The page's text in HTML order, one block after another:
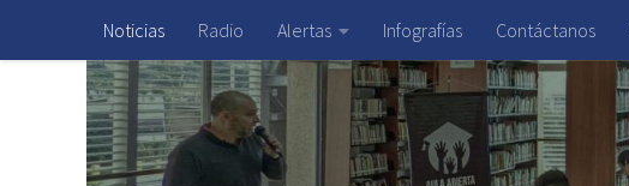
Saltar al contenido
Noticias Radio Alertas Infografías Contáctanos